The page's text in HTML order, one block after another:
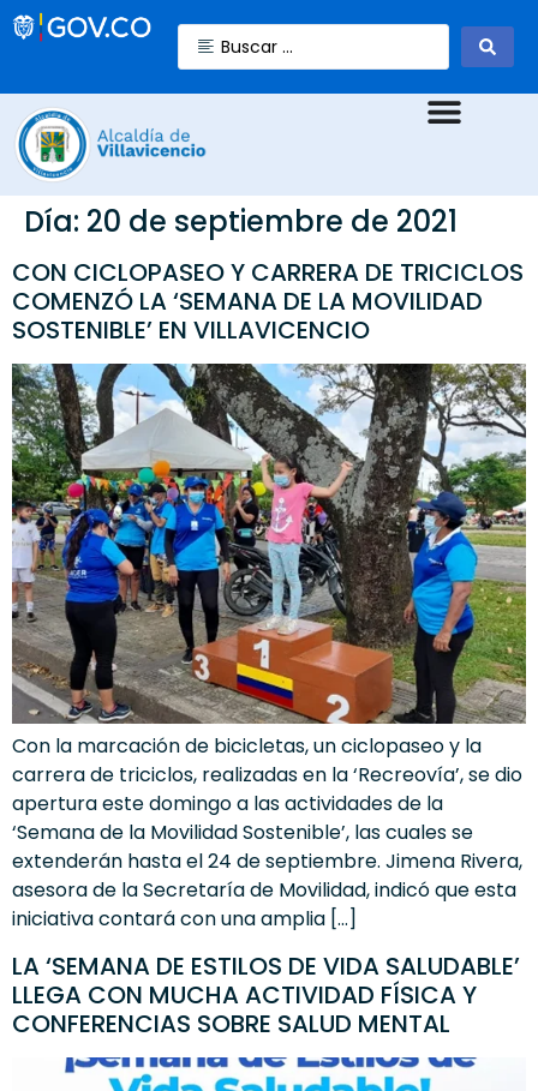
Día: 20 de septiembre de 2021
CON CICLOPASEO Y CARRERA DE TRICICLOS
COMENZÓ LA ‘SEMANA DE LA MOVILIDAD
SOSTENIBLE’ EN VILLAVICENCIO
Con la marcación de bicicletas, un ciclopaseo y la
carrera de triciclos, realizadas en la ‘Recreovía’, se dio
apertura este domingo a las actividades de la
‘Semana de la Movilidad Sostenible’, las cuales se
extenderán hasta el 24 de septiembre. Jimena Rivera,
asesora de la Secretaría de Movilidad, indicó que esta
iniciativa contará con una amplia […]
LA ‘SEMANA DE ESTILOS DE VIDA SALUDABLE’
LLEGA CON MUCHA ACTIVIDAD FÍSICA Y
CONFERENCIAS SOBRE SALUD MENTAL